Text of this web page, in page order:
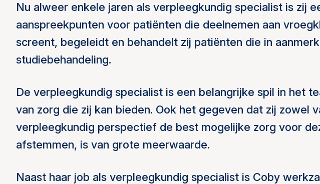
Nu alweer enkele jaren als verpleegkundig specialist is zij
aanspreekpunten voor patiënten die deelnemen aan
screent, begeleidt en behandelt zij patiënten die in
studiebehandeling.
De verpleegkundig specialist is een belangrijke spil in het
van zorg die zij kan bieden. Ook het gegeven dat zij zowel
verpleegkundig perspectief de best mogelijke zorg voor
afstemmen, is van grote meerwaarde.
Naast haar job als verpleegkundig specialist is Coby